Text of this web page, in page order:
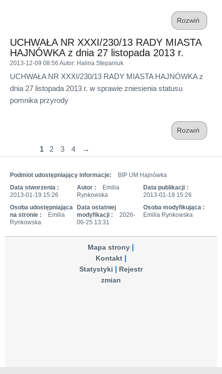
Rozwiń
UCHWAŁA NR XXXI/230/13 RADY MIASTA
HAJNÓWKA z dnia 27 listopada 2013 r.
2013-12-09 08:56 Autor: Halina Stepaniuk
UCHWAŁA NR XXXI/230/13 RADY MIASTA HAJNÓWKA z
dnia 27 listopada 2013 r. w sprawie zniesienia statusu
pomnika przyrody
Rozwiń
1 2 3 4 →
Podmiot udostępniający informacje:
BIP UM Hajnówka
Data stworzenia :
2013-01-19 15:26
Autor :
Emilia
Rynkowska
Data publikacji :
2013-01-19 15:26
Osoba udostępniająca
na stronie :
Emilia
Rynkowska
Data ostatniej
modyfikacji :
2026-
06-25 13:31
Osoba modyfikująca :
Emilia Rynkowska
Mapa strony
Kontakt
Statystyki
Rejestr
zmian